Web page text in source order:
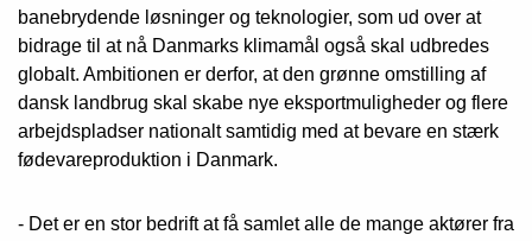
banebrydende løsninger og teknologier, som ud over at
bidrage til at nå Danmarks klimamål også skal udbredes
globalt. Ambitionen er derfor, at den grønne omstilling af
dansk landbrug skal skabe nye eksportmuligheder og flere
arbejdspladser nationalt samtidig med at bevare en stærk
fødevareproduktion i Danmark.
- Det er en stor bedrift at få samlet alle de mange aktører fra